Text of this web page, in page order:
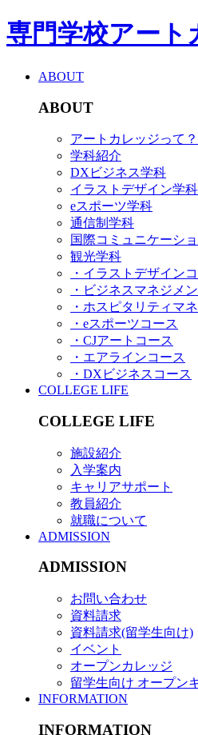
専門学校アート
ABOUT
ABOUT
アートカレッジって？
学科紹介
DXビジネス学科
イラストデザイン学科
eスポーツ学科
通信制学科
国際コミュニケーシ
観光学科
・イラストデザイン
・ビジネスマネジメ
・ホスピタリティマ
・eスポーツコース
・CJアートコース
・エアラインコース
・DXビジネスコース
COLLEGE LIFE
COLLEGE LIFE
施設紹介
入学案内
キャリアサポート
教員紹介
就職について
ADMISSION
ADMISSION
お問い合わせ
資料請求
資料請求(留学生向け)
イベント
オープンカレッジ
留学生向け オープン
INFORMATION
INFORMATION